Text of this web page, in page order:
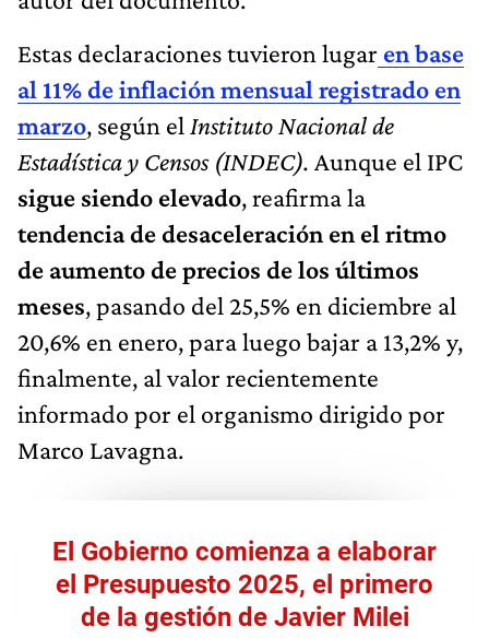
Estas declaracionestuvieron lugar en base
al 11% de inflación mensual registrado en
marzo, según el Instituto Nacional de
Estadística y Censos (INDEC). Aunque el IPC
sigue siendo elevado, reafirma la
tendencia de desaceleración en el ritmo
de aumento de precios de los últimos
meses, pasando del 25,5% en diciembre al
20,6% en enero, para luego bajar a 13,2% y,
finalmente, al valor recientemente
informado por el organismo dirigido por
Marco Lavagna.
El Gobierno comienza a elaborar
el Presupuesto 2025, el primero
de la gestión de Javier Milei